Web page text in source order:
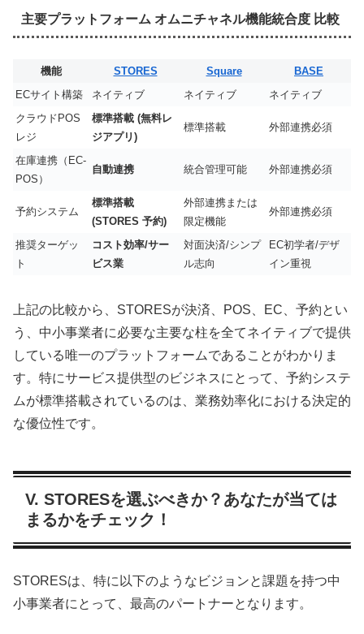
主要プラットフォーム オムニチャネル機能統合度 比較
機能 STORES Square
BASE
ECサイト構築
ネイティブ ネイティブ
ネイティブ
クラウドPOS
レジ
標準搭載 (無料レ
ジアプリ)
標準搭載 外部連携必須
在庫連携（EC-
POS）
自動連携 統合管理可能 外部連携必須
予約システム
標準搭載
(STORES 予約)
外部連携または
限定機能
外部連携必須
推奨ターゲッ
ト
コスト効率/サー
ビス業
対面決済/シンプ
ル志向
EC初学者/デザ
イン重視
上記の比較から、STORESが決済、POS、EC、予約とい
う、中小事業者に必要な主要な柱を全てネイティブで提供
している唯一のプラットフォームであることがわかりま
す。特にサービス提供型のビジネスにとって、予約システ
ムが標準搭載されているのは、業務効率化における決定的
な優位性です。
V. STORESを選ぶべきか？あなたが当ては
まるかをチェック！
STORESは、特に以下のようなビジョンと課題を持つ中
小事業者にとって、最高のパートナーとなります。